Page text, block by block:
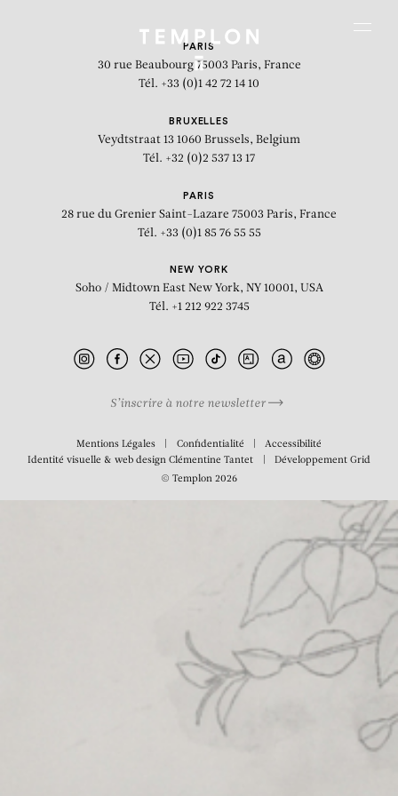
PARIS
30 rue Beaubourg 75003 Paris, France
Tél. +33 (0)1 42 72 14 10
BRUXELLES
Veydtstraat 13 1060 Brussels, Belgium
Tél. +32 (0)2 537 13 17
PARIS
28 rue du Grenier Saint-Lazare 75003 Paris, France
Tél. +33 (0)1 85 76 55 55
NEW YORK
Soho / Midtown East New York, NY 10001, USA
Tél. +1 212 922 3745
S’inscrire à notre newsletter
Mentions Légales Confidentialité
Accessibilité
Identité visuelle & web designClémentine Tantet Développement Grid
© Templon 2026